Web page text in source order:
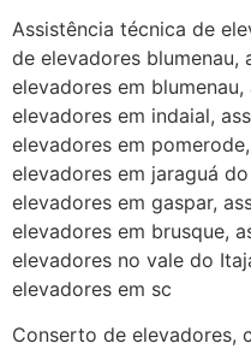
Assistência técnica de
de elevadores blumenau,
elevadores em
elevadores em indaial,
elevadores em
elevadores em jaraguá
elevadores em gaspar,
elevadores em brusque,
elevadores no vale do
elevadores em sc
Conserto de elevadores,